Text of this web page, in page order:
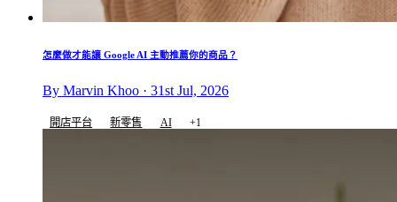
怎麼做才能讓 Google AI 主動推薦你的商品？
By Marvin Khoo · 31st Jul, 2026
開店平台 新零售 AI +1